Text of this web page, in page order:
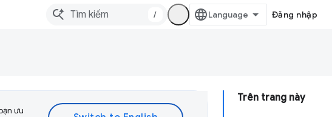
/ Đăng nhập
Trên trang này
ưu